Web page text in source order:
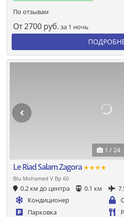
По отзывам
От2700 руб. за 1 ночь
1 / 24
Le Riad Salam Zagora ★★★★
Blu Mohamed V Bp 60
0.2 км до центра 0.1 км
Кондиционер
Парковка